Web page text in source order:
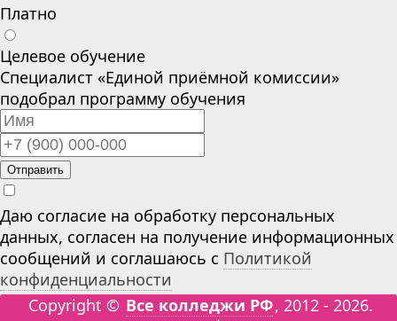
Платно
Целевое обучение
Специалист «Единой приёмной комиссии»
подобрал программу обучения
Отправить
Даю согласие на обработку персональных
данных, согласен на получение информационных
сообщений и соглашаюсь с Политикой
конфиденциальности
Copyright © Все колледжи РФ, 2012 - 2026.